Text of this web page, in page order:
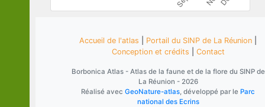
Accueil de l'atlas Portail du SINP de La Réunion
Conception et crédits
Contact
Borbonica Atlas - Atlas de la faune et de la flore du SINP de
La Réunion - 2026
Réalisé avec GeoNature-atlas, développé par le Parc
national des Ecrins